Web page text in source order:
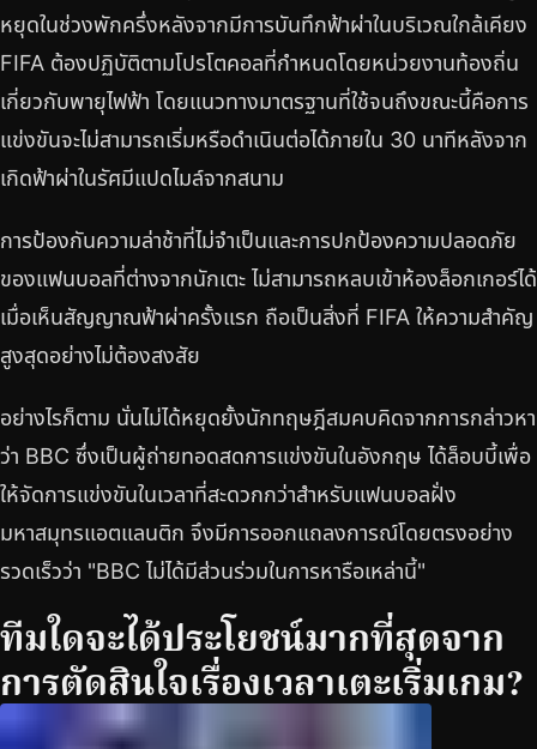
หยุดในช่วงพักครึ่งหลังจากมีการบันทึกฟ้าผ่าในบริเวณใกล้เคียง
FIFA ต้องปฏิบัติตามโปรโตคอลที่กำหนดโดยหน่วยงานท้องถิ่น
เกี่ยวกับพายุไฟฟ้า โดยแนวทางมาตรฐานที่ใช้จนถึงขณะนี้คือการ
แข่งขันจะไม่สามารถเริ่มหรือดำเนินต่อได้ภายใน 30 นาทีหลังจาก
เกิดฟ้าผ่าในรัศมีแปดไมล์จากสนาม
การป้องกันความล่าช้าที่ไม่จำเป็นและการปกป้องความปลอดภัย
ของแฟนบอลที่ต่างจากนักเตะ ไม่สามารถหลบเข้าห้องล็อกเกอร์ได้
เมื่อเห็นสัญญาณฟ้าผ่าครั้งแรก ถือเป็นสิ่งที่ FIFA ให้ความสำคัญ
สูงสุดอย่างไม่ต้องสงสัย
อย่างไรก็ตาม นั่นไม่ได้หยุดยั้งนักทฤษฎีสมคบคิดจากการกล่าวหา
ว่า BBC ซึ่งเป็นผู้ถ่ายทอดสดการแข่งขันในอังกฤษ ได้ล็อบบี้เพื่อ
ให้จัดการแข่งขันในเวลาที่สะดวกกว่าสำหรับแฟนบอลฝั่ง
มหาสมุทรแอตแลนติก จึงมีการออกแถลงการณ์โดยตรงอย่าง
รวดเร็วว่า "BBC ไม่ได้มีส่วนร่วมในการหารือเหล่านี้"
ทีมใดจะได้ประโยชน์มากที่สุดจาก
การตัดสินใจเรื่องเวลาเตะเริ่มเกม?